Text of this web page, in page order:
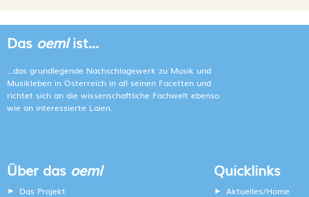
Das oemlist...
...das grundlegende Nachschlagewerk zu Musik und
Musikleben in Österreich in all seinen Facetten und
richtet sich an die wissenschaftliche Fachwelt ebenso
wie an interessierte Laien.
Über das oeml
Das Projekt
Quicklinks
Aktuelles/Home